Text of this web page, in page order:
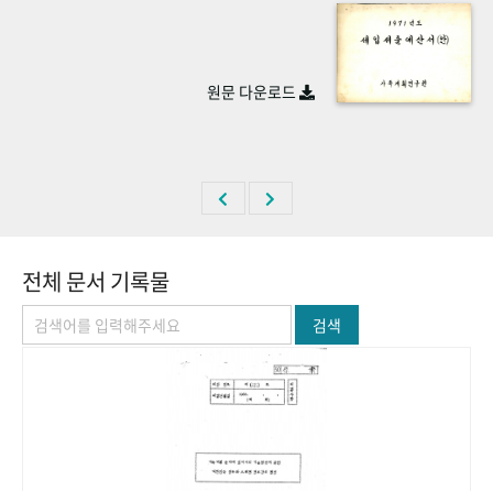
숫자로 보는 50년 50+1주년 광장
원문 다운로드
전체 문서 기록물
검색